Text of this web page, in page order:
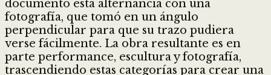
documentó esta alternancia con una
fotografía, que tomó en un ángulo
perpendicular para que su trazo pudiera
verse fácilmente. La obra resultante es en
parte performance, escultura y fotografía,
trascendiendo estas categorías para crear una